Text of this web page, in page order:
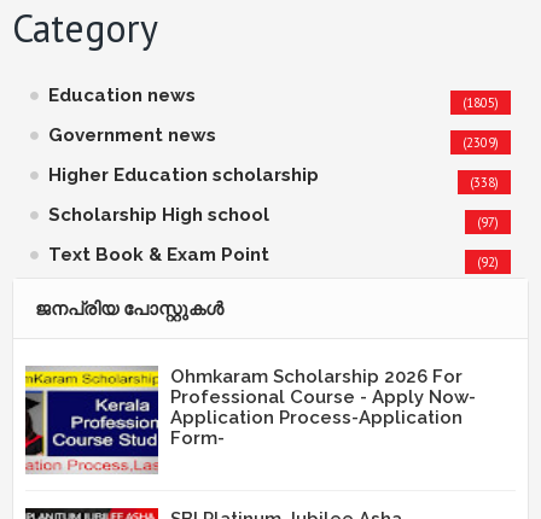
Category
Education news (1805)
Government news (2309)
Higher Education scholarship (338)
Scholarship High school (97)
Text Book & Exam Point (92)
ജനപ്രിയ പോസ്റ്റുകള്‍‌
Ohmkaram Scholarship 2026 For
Professional Course - Apply Now-
Application Process-Application
Form-